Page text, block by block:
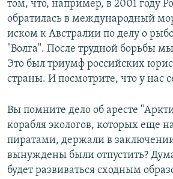
том, что, например, в 2001 году
обратилась в международный
иском к Австралии по делу о
"Волга". После трудной борьбы
Это был триумф российских
страны. И посмотрите, что у нас
Вы помните дело об аресте
корабля экологов, которых еще
пиратами, держали в
вынуждены были отпустить?
будет развиваться сходным